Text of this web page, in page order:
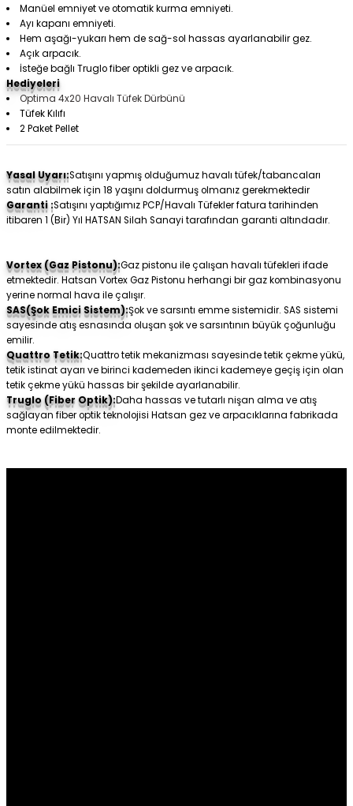
Manüel emniyet ve otomatik kurma emniyeti.
Ayı kapanı emniyeti.
Hem aşağı-yukarı hem de sağ-sol hassas ayarlanabilir gez.
Açık arpacık.
İsteğe bağlı Truglo fiber optikli gez ve arpacık.
Hediyeleri
Optima 4x20 Havalı Tüfek Dürbünü
Tüfek Kılıfı
2 Paket Pellet
Yasal Uyarı:Satışını yapmış olduğumuz havalı tüfek/tabancaları
satın alabilmek için 18 yaşını doldurmuş olmanız gerekmektedir
Garanti :Satışını yaptığımız PCP/Havalı Tüfekler fatura tarihinden
itibaren 1 (Bir) Yıl HATSAN Silah Sanayi tarafından garanti altındadır.
Vortex (Gaz Pistonu):Gaz pistonu ile çalışan havalı tüfekleri ifade
etmektedir. Hatsan Vortex Gaz Pistonu herhangi bir gaz kombinasyonu
yerine normal hava ile çalışır.
SAS(Şok Emici Sistem):Şok ve sarsıntı emme sistemidir. SAS sistemi
sayesinde atış esnasında oluşan şok ve sarsıntının büyük çoğunluğu
emilir.
Quattro Tetik:Quattro tetik mekanizması sayesinde tetik çekme yükü,
tetik istinat ayarı ve birinci kademeden ikinci kademeye geçiş için olan
tetik çekme yükü hassas bir şekilde ayarlanabilir.
Truglo (Fiber Optik):Daha hassas ve tutarlı nişan alma ve atış
sağlayan fiber optik teknolojisi Hatsan gez ve arpacıklarına fabrikada
monte edilmektedir.